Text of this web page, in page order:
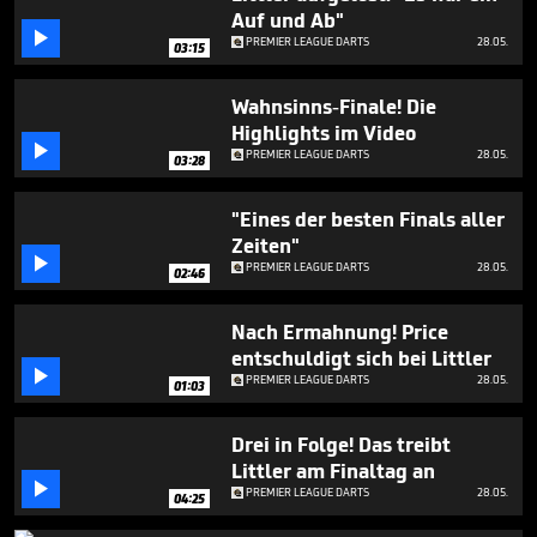
seconds
 03:15
Auf und Ab"
PREMIER LEAGUE DARTS 28.05.
 03:28
Wahnsinns-Finale! Die
Highlights im Video
PREMIER LEAGUE DARTS 28.05.
 02:46
"Eines der besten Finals aller
Zeiten"
PREMIER LEAGUE DARTS 28.05.
 01:03
Nach Ermahnung! Price
entschuldigt sich bei Littler
PREMIER LEAGUE DARTS 28.05.
 04:25
Drei in Folge! Das treibt
Littler am Finaltag an
PREMIER LEAGUE DARTS 28.05.